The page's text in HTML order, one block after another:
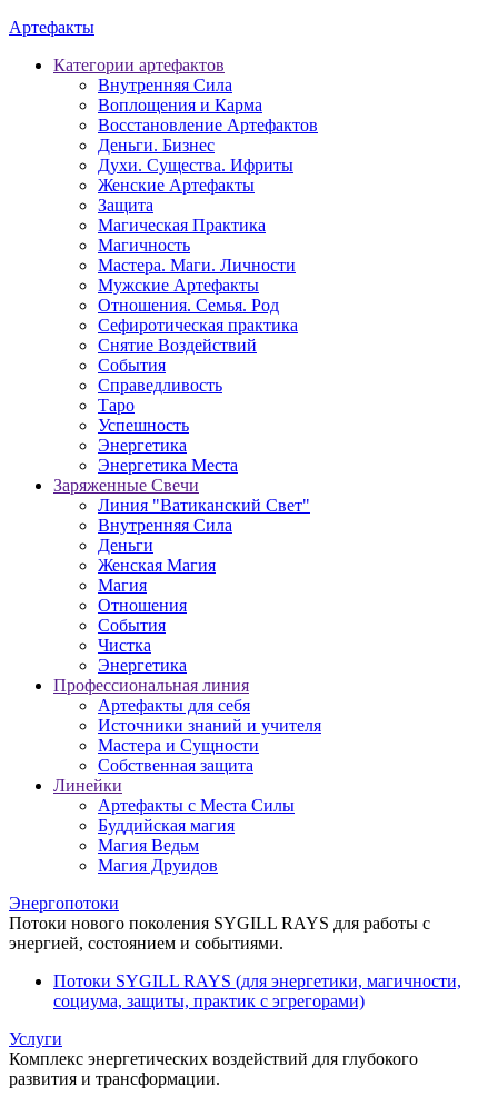
Артефакты
Категории артефактов
Внутренняя Сила
Воплощения и Карма
Восстановление Артефактов
Деньги. Бизнес
Духи. Существа. Ифриты
Женские Артефакты
Защита
Магическая Практика
Магичность
Мастера. Маги. Личности
Мужские Артефакты
Отношения. Семья. Род
Сефиротическая практика
Снятие Воздействий
События
Справедливость
Таро
Успешность
Энергетика
Энергетика Места
Заряженные Свечи
Линия "Ватиканский Свет"
Внутренняя Сила
Деньги
Женская Магия
Магия
Отношения
События
Чистка
Энергетика
Профессиональная линия
Артефакты для себя
Источники знаний и учителя
Мастера и Сущности
Собственная защита
Линейки
Артефакты с Места Силы
Буддийская магия
Магия Ведьм
Магия Друидов
Энергопотоки
Потоки нового поколения SYGILL RAYS для работы с
энергией, состоянием и событиями.
Потоки SYGILL RAYS (для энергетики, магичности,
социума, защиты, практик с эгрегорами)
Услуги
Комплекс энергетических воздействий для глубокого
развития и трансформации.